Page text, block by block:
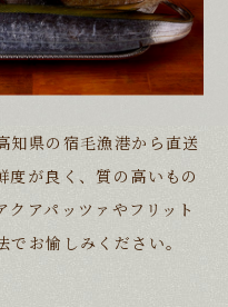
知県の宿毛漁港から直送
度が良く、質の高いもの
クアパッツァやフリット
お愉しみください。